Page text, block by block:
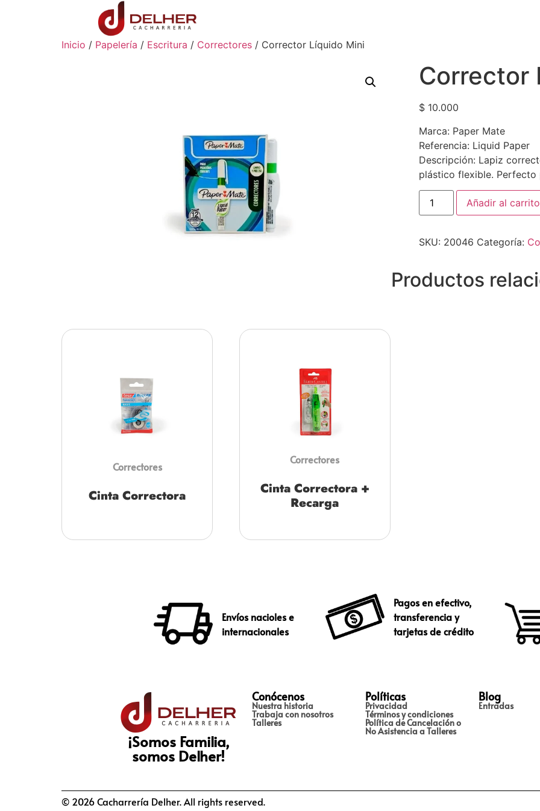
Inicio / Papelería / Escritura / Correctores / Corrector Líquido Mini
Corrector
$10.000
Marca: Paper Mate
Referencia: Liquid Paper
Descripción: Lapiz
plástico flexible. Perfecto
Añadir al carrito
SKU: 20046 Categoría:
Productos
Correctores
Cinta Correctora
Correctores
Cinta Correctora +
Recarga
Envíos nacioles e
internacionales
Pagos en efectivo,
transferencia y
tarjetas de crédito
¡Somos Familia,
somos Delher!
Conócenos
Nuestra historia
Trabaja con nosotros
Talleres
Políticas
Privacidad
Términos y condiciones
Política de Cancelación o
No Asistencia a Talleres
Blog
Entradas
© 2026 Cacharrería Delher. All rights reserved.